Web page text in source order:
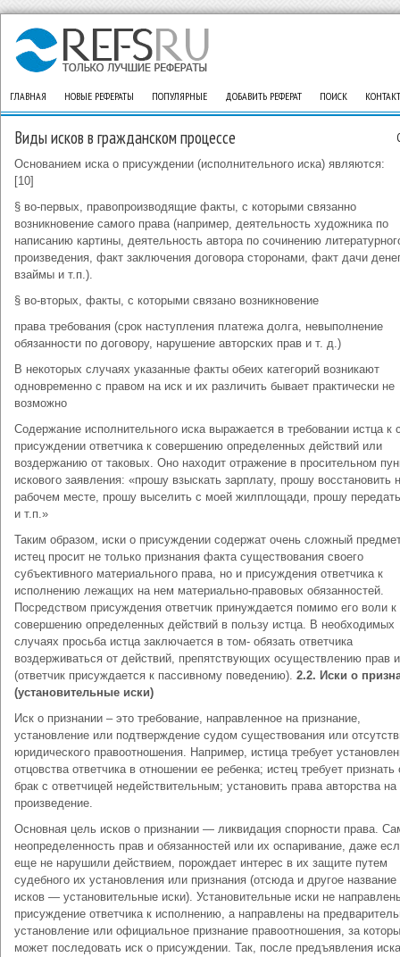
ГЛАВНАЯ НОВЫЕ РЕФЕРАТЫ ПОПУЛЯРНЫЕ ДОБАВИТЬ РЕФЕРАТ ПОИСК
Виды исков в гражданском процессе
Основанием иска о присуждении (исполнительного иска) являются:
[10]
§ во-первых, правопроизводящие факты, с которыми связанно
возникновение самого права (например, деятельность художника по
написанию картины, деятельность автора по сочинению
произведения, факт заключения договора сторонами, факт дачи
взаймы и т.п.).
§ во-вторых, факты, с которыми связано возникновение
права требования (срок наступления платежа долга, невыполнение
обязанности по договору, нарушение авторских прав и т. д.)
В некоторых случаях указанные факты обеих категорий возникают
одновременно с правом на иск и их различить бывает практически не
возможно
Содержание исполнительного иска выражается в требовании истца к
присуждении ответчика к совершению определенных действий или
воздержанию от таковых. Оно находит отражение в просительном
искового заявления: «прошу взыскать зарплату, прошу восстановить
рабочем месте, прошу выселить с моей жилплощади, прошу
и т.п.»
Таким образом, иски о присуждении содержат очень сложный
истец просит не только признания факта существования своего
субъективного материального права, но и присуждения ответчика к
исполнению лежащих на нем материально-правовых обязанностей.
Посредством присуждения ответчик принуждается помимо его воли к
совершению определенных действий в пользу истца. В необходимых
случаях просьба истца заключается в том- обязать ответчика
воздерживаться от действий, препятствующих осуществлению прав
(ответчик присуждается к пассивному поведению). 2.2. Иски о
(установительные иски)
Иск о признании – это требование, направленное на признание,
установление или подтверждение судом существования или
юридического правоотношения. Например, истица требует
отцовства ответчика в отношении ее ребенка; истец требует признать
брак с ответчицей недействительным; установить права авторства на
произведение.
Основная цель исков о признании — ликвидация спорности права.
неопределенность прав и обязанностей или их оспаривание, даже
еще не нарушили действием, порождает интерес в их защите путем
судебного их установления или признания (отсюда и другое название
исков — установительные иски). Установительные иски не
присуждение ответчика к исполнению, а направлены на
установление или официальное признание правоотношения, за
может последовать иск о присуждении. Так, после предъявления